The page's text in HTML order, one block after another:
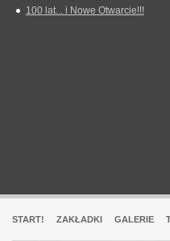
100 lat... i Nowe Otwarcie!!!
START! ZAKŁADKI GALERIE